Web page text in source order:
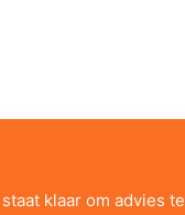
klaar om advies